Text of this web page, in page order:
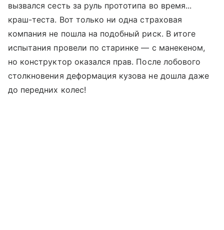
вызвался сесть за руль прототипа во время...
краш-теста. Вот только ни одна страховая
компания не пошла на подобный риск. В итоге
испытания провели по старинке — с манекеном,
но конструктор оказался прав. После лобового
столкновения деформация кузова не дошла даже
до передних колес!